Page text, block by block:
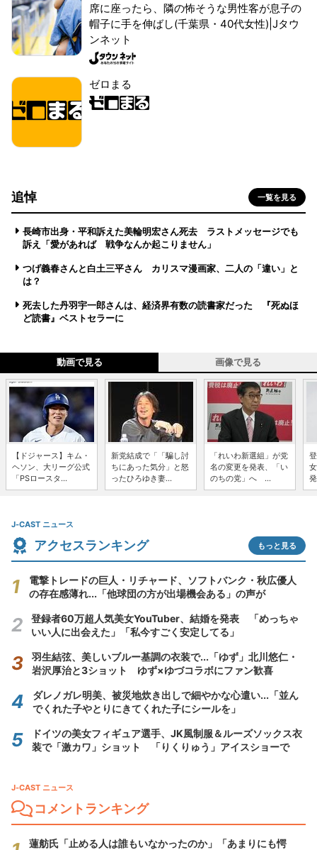
席に座ったら、隣の怖そうな男性客が息子の
帽子に手を伸ばし(千葉県・40代女性)|Jタウ
ンネット
ゼロまる
追悼 一覧を見る
長崎市出身・平和訴えた美輪明宏さん死去 ラストメッセージでも
訴え「愛があれば 戦争なんか起こりません」
つげ義春さんと白土三平さん カリスマ漫画家、二人の「違い」と
は？
死去した丹羽宇一郎さんは、経済界有数の読書家だった 『死ぬほ
ど読書』ベストセラーに
動画で見る 画像で見る
【ドジャース】キム・
ヘソン、大リーグ公式
「PSロースタ...
新党結成で「「騙し討
ちにあった気分」と怒
ったひろゆき妻...
「れいわ新選組」が党
名の変更を発表、「い
のちの党」へ ...
J-CAST ニュース
アクセスランキング もっと見る
電撃トレードの巨人・リチャード、ソフトバンク・秋広優人
の存在感薄れ...「他球団の方が出場機会ある」の声が
登録者60万超人気美女YouTuber、結婚を発表 「めっちゃ
いい人に出会えた」「私今すごく安定してる」
羽生結弦、美しいブルー基調の衣装で...「ゆず」北川悠仁・
岩沢厚治と3ショット ゆず×ゆづコラボにファン歓喜
ダレノガレ明美、被災地炊き出しで細やかな心遣い...「並ん
でくれた子やとりにきてくれた子にシールを」
ドイツの美女フィギュア選手、JK風制服＆ルーズソックス衣
装で「激カワ」ショット 「りくりゅう」アイスショーで
J-CAST ニュース
コメントランキング
蓮舫氏「止める人は誰もいなかったのか」「あまりにも愕